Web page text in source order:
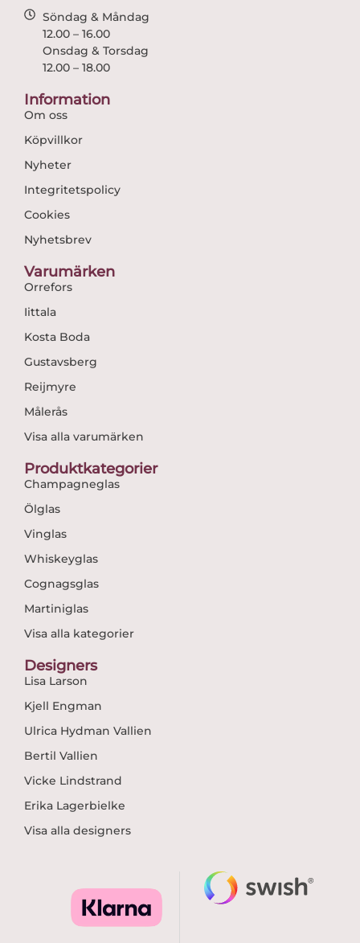
Söndag & Måndag
12.00 – 16.00
Onsdag & Torsdag
12.00 – 18.00
Information
Om oss
Köpvillkor
Nyheter
Integritetspolicy
Cookies
Nyhetsbrev
Varumärken
Orrefors
Iittala
Kosta Boda
Gustavsberg
Reijmyre
Målerås
Visa alla varumärken
Produktkategorier
Champagneglas
Ölglas
Vinglas
Whiskeyglas
Cognagsglas
Martiniglas
Visa alla kategorier
Designers
Lisa Larson
Kjell Engman
Ulrica Hydman Vallien
Bertil Vallien
Vicke Lindstrand
Erika Lagerbielke
Visa alla designers